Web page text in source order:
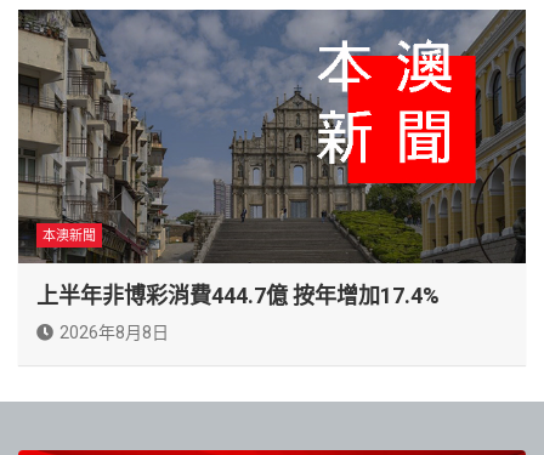
本澳新聞
上半年非博彩消費444.7億 按年增加17.4%
2026年8月8日